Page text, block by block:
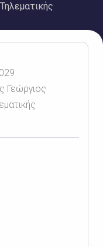
Γεώργιος